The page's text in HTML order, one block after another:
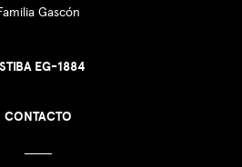
Gascón
EG-1884
CONTACTO